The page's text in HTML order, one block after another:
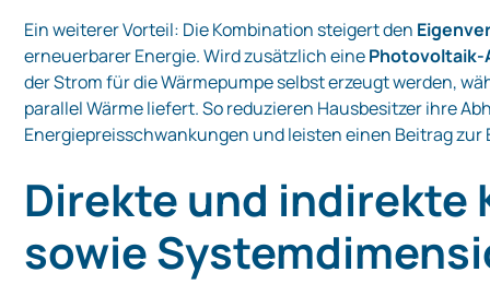
Ein weiterer Vorteil: Die Kombination steigert den
erneuerbarer Energie. Wird zusätzlich eine
der Strom für die Wärmepumpe selbst erzeugt werden,
parallel Wärme liefert. So reduzieren Hausbesitzer ihre
Energiepreisschwankungen und leisten einen Beitrag zur
Direkte und indirekte
sowie